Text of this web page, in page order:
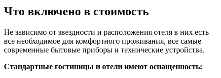
Что включено в стоимость
Не зависимо от звездности и расположения отеля в них есть
все необходимое для комфортного проживания, все самые
современные бытовые приборы и технические устройства.
Стандартные гостиницы и отели имеют оснащенность: